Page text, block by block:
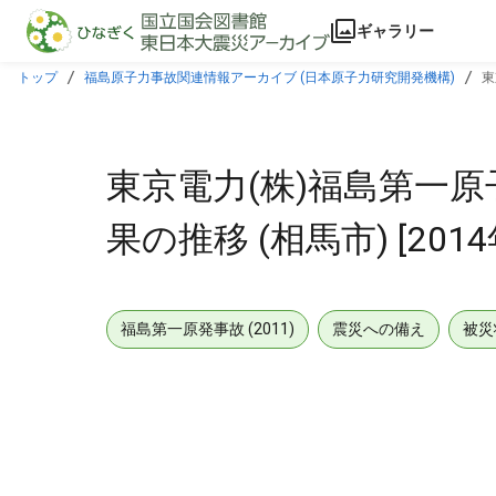
本文に飛ぶ
ギャラリー
トップ 福島原子力事故関連情報アーカイブ (日本原子力研究開発機構)
東京電力(株)福島第一
果の推移 (相馬市)
福島第一原発事故 (2011) 震災への備え 被災